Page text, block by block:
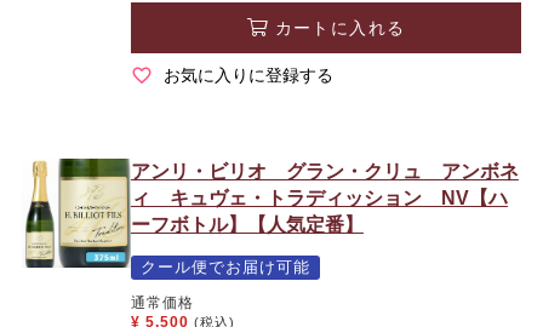
カートに入れる
お気に入りに登録する
アンリ・ビリオ グラン・クリュ アンボネ
ィ キュヴェ・トラディッション NV【ハ
ーフボトル】【人気定番】
クール便でお届け可能
通常価格
¥ 5,500 (税込)